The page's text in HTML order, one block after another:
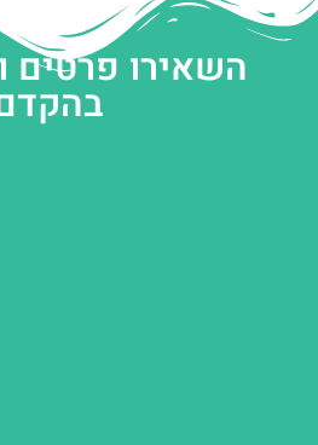
השאירו פרטים